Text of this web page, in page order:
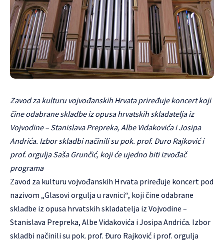
Zavod za kulturu vojvođanskih Hrvata priređuje koncert koji
čine odabrane skladbe iz opusa hrvatskih skladatelja iz
Vojvodine – Stanislava Prepreka, Albe Vidakovića i Josipa
Andrića. Izbor skladbi načinili su pok. prof. Đuro Rajković i
prof. orgulja Saša Grunčić, koji će ujedno biti izvođač
programa
Zavod za kulturu vojvođanskih Hrvata priređuje koncert pod
nazivom „Glasovi orgulja u ravnici“, koji čine odabrane
skladbe iz opusa hrvatskih skladatelja iz Vojvodine –
Stanislava Prepreka, Albe Vidakovića i Josipa Andrića. Izbor
skladbi načinili su pok. prof. Đuro Rajković i prof. orgulja